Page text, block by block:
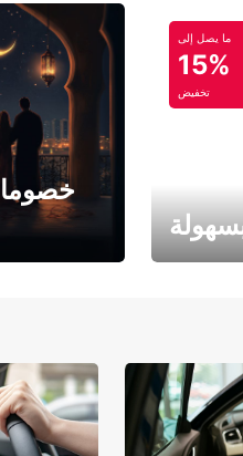
ما يصل إلى
15%
تخفيض